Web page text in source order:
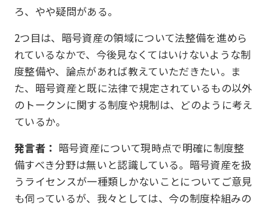
ろ、やや疑問がある。
2つ目は、暗号資産の領域について法整備を進めら
れているなかで、今後見なくてはいけないような制
度整備や、論点があれば教えていただきたい。ま
た、暗号資産と既に法律で規定されているもの以外
のトークンに関する制度や規制は、どのように考え
ているか。
発言者： 暗号資産について現時点で明確に制度整
備すべき分野は無いと認識している。暗号資産を扱
うライセンスが一種類しかないことについてご意見
も伺っているが、我々としては、今の制度枠組みの